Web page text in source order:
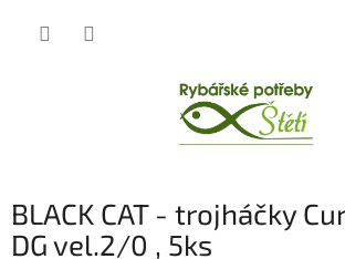
BLACK CAT - trojháčky
DG vel.2/0 , 5ks